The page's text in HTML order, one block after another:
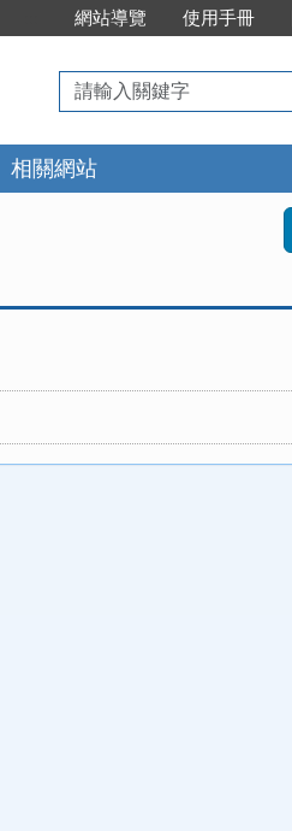
網站導覽 使用手冊
請
輸
入
關
鍵
相關網站